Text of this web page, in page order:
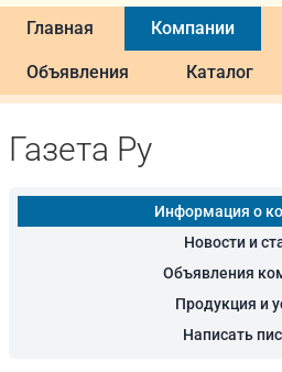
Главная Компании
Объявления Каталог
Газета Ру
Информация о
Новости и
Объявления
Продукция и
Написать